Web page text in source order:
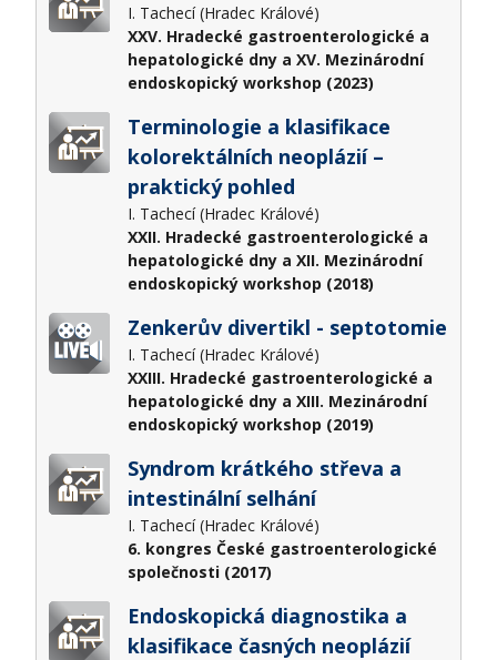
I. Tachecí (Hradec Králové)
XXV. Hradecké gastroenterologické a
hepatologické dny a XV. Mezinárodní
endoskopický workshop (2023)
Terminologie a klasifikace
kolorektálních neoplázií –
praktický pohled
I. Tachecí (Hradec Králové)
XXII. Hradecké gastroenterologické a
hepatologické dny a XII. Mezinárodní
endoskopický workshop (2018)
Zenkerův divertikl - septotomie
I. Tachecí (Hradec Králové)
XXIII. Hradecké gastroenterologické a
hepatologické dny a XIII. Mezinárodní
endoskopický workshop (2019)
Syndrom krátkého střeva a
intestinální selhání
I. Tachecí (Hradec Králové)
6. kongres České gastroenterologické
společnosti (2017)
Endoskopická diagnostika a
klasifikace časných neoplázií